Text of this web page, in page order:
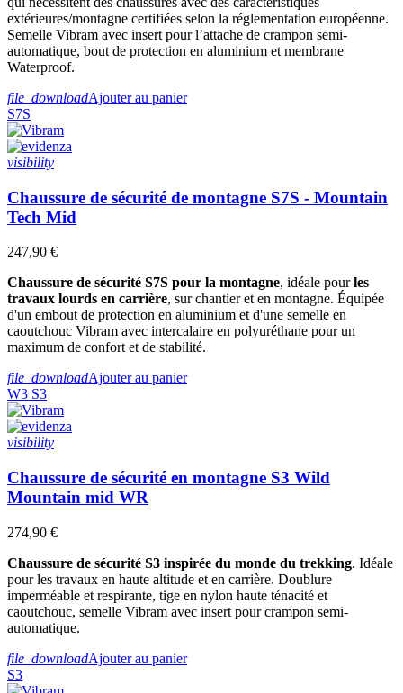
Aluminium 7
Taille
Prix
€
Voir les Produits
extérieures/montagne certifiées selon la réglementation européenne.
Semelle Vibram avec insert pour l’attache de crampon semi-
automatique, bout de protection en aluminium et membrane
Waterproof.
file_downloadAjouter au panier
S7S
visibility
Chaussure de sécurité de montagne S7S - Mountain
Tech Mid
247,90 €
Chaussure de sécurité S7S pour la montagne, idéale pourles
travaux lourds en carrière, sur chantier et en montagne. Équipée
d'un embout de protection en aluminium et d'une semelle en
caoutchouc Vibram avec intercalaire en polyuréthane pour un
maximum de confort et de stabilité.
file_downloadAjouter au panier
W3 S3
visibility
Chaussure de sécurité en montagne S3 Wild
Mountain mid WR
274,90 €
Chaussure de sécurité S3 inspirée du monde du trekking. Idéale
pour les travaux en haute altitude et en carrière. Doublure
imperméable et respirante, tige en nylon haute ténacité et
caoutchouc, semelle Vibram avec insert pour crampon semi-
automatique.
file_downloadAjouter au panier
S3